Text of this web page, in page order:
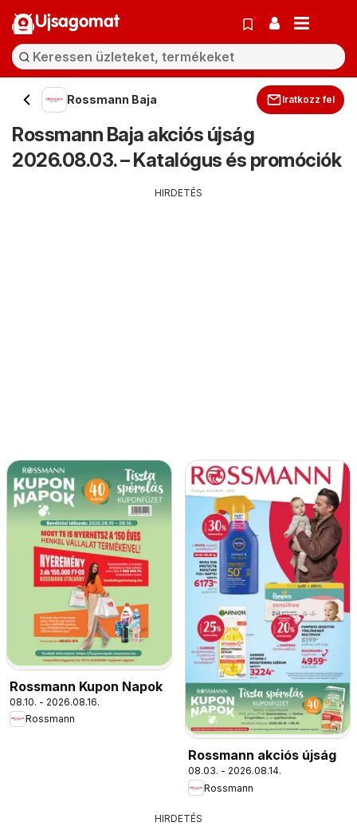
Ujsagomat
Rossmann Baja Iratkozz fel
Rossmann Baja akciós újság
2026.08.03. – Katalógus és promóciók
HIRDETÉS
Rossmann Kupon Napok
08.10. - 2026.08.16.
Rossmann
Rossmann akciós újság
08.03. - 2026.08.14.
Rossmann
HIRDETÉS